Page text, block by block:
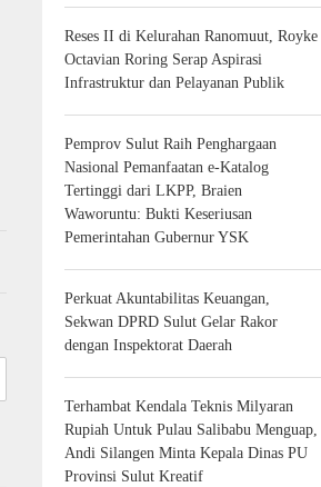
Reses II di Kelurahan Ranomuut, Royke
Octavian Roring Serap Aspirasi
Infrastruktur dan Pelayanan Publik
Pemprov Sulut Raih Penghargaan
Nasional Pemanfaatan e-Katalog
Tertinggi dari LKPP, Braien
Waworuntu: Bukti Keseriusan
Pemerintahan Gubernur YSK
Perkuat Akuntabilitas Keuangan,
Sekwan DPRD Sulut Gelar Rakor
dengan Inspektorat Daerah
Terhambat Kendala Teknis Milyaran
Rupiah Untuk Pulau Salibabu Menguap,
Andi Silangen Minta Kepala Dinas PU
Provinsi Sulut Kreatif